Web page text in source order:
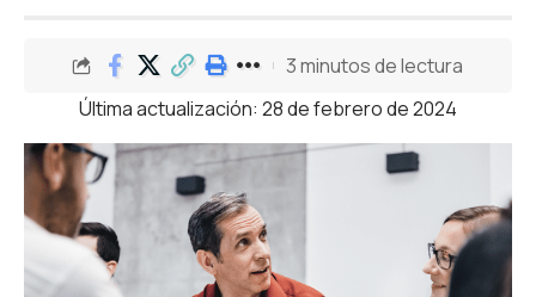
Última actualización: 28 de febrero de 2024
3 minutos de lectura